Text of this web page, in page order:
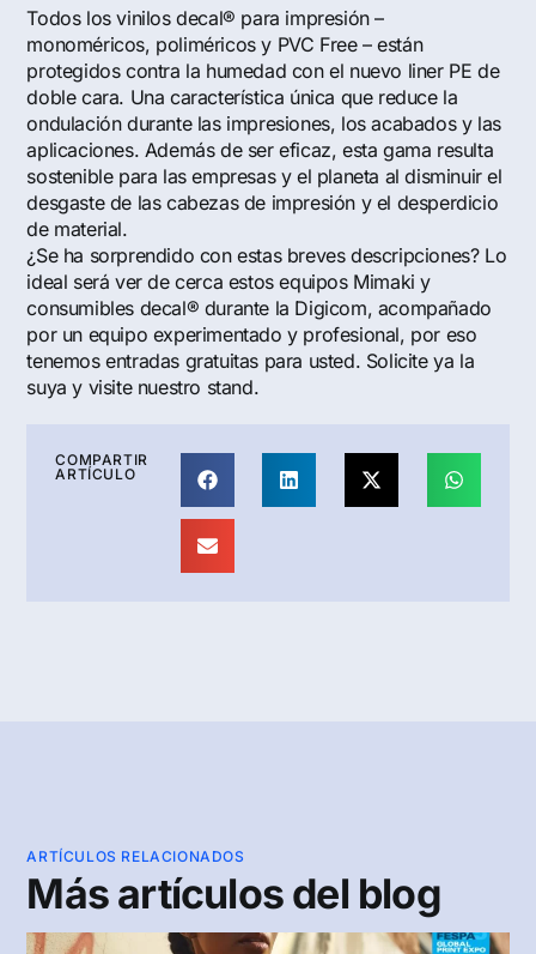
Todos los vinilos decal® para impresión –
monoméricos, poliméricos y PVC Free – están
protegidos contra la humedad con el nuevo liner PE de
doble cara. Una característica única que reduce la
ondulación durante las impresiones, los acabados y las
aplicaciones. Además de ser eficaz, esta gama resulta
sostenible para las empresas y el planeta al disminuir el
desgaste de las cabezas de impresión y el desperdicio
de material.
¿Se ha sorprendido con estas breves descripciones? Lo
ideal será ver de cerca estos equipos Mimaki y
consumibles decal® durante la Digicom, acompañado
por un equipo experimentado y profesional, por eso
tenemos entradas gratuitas para usted. Solicite ya la
suya y visite nuestro stand.
COMPARTIR
ARTÍCULO
ARTÍCULOS RELACIONADOS
Más artículos del blog